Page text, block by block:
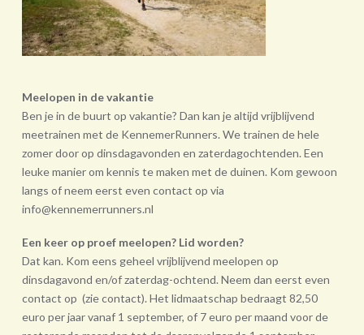
Meelopen in de vakantie
Ben je in de buurt op vakantie? Dan kan je altijd vrijblijvend
meetrainen met de KennemerRunners. We trainen de hele
zomer door op dinsdagavonden en zaterdagochtenden. Een
leuke manier om kennis te maken met de duinen. Kom gewoon
langs of neem eerst even contact op via
info@kennemerrunners.nl
Een keer op proef meelopen? Lid worden?
Dat kan. Kom eens geheel vrij­blijvend meelopen op
dinsdagavond en/of zaterdag-ochtend. Neem dan eerst even
contact op (zie contact). Het lidmaatschap bedraagt 82,50
euro per jaar vanaf 1 september, of 7 euro per maand voor de